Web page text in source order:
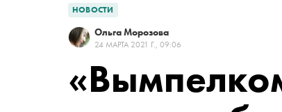
НОВОСТИ
Ольга Морозова
24 МАРТА 2021 Г., 09:06